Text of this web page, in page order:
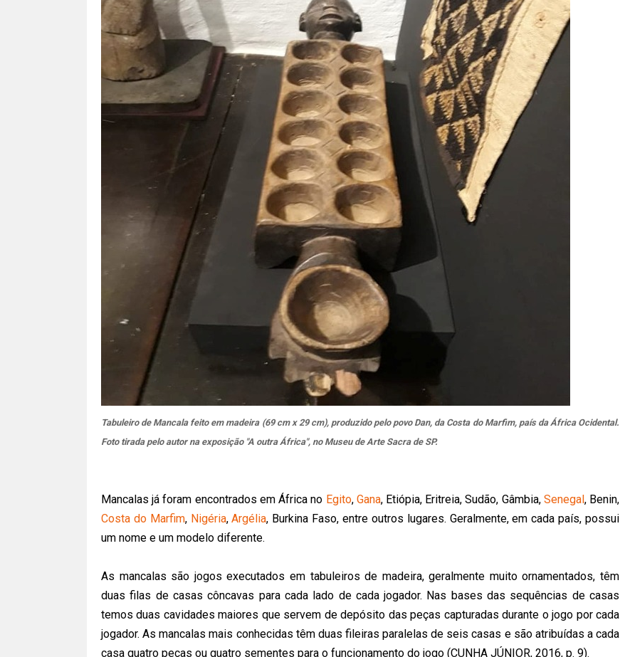
Tabuleiro de Mancala feito em madeira (69 cm x 29 cm), produzido pelo povo Dan, da Costa do Marfim, país da África Ocidental.
Foto tirada pelo autor na exposição "A outra África", no Museu de Arte Sacra de SP.
Mancalas já foram encontrados em África no Egito, Gana, Etiópia, Eritreia, Sudão, Gâmbia, Senegal , Benin,
Costa do Marfim, Nigéria,Argélia, Burkina Faso, entre outros lugares. Geralmente, em cada país, possui
um nome e um modelo diferente.
As mancalas são jogos executados em tabuleiros de madeira, geralmente muito ornamentados, têm
duas filas de casas côncavas para cada lado de cada jogador. Nas bases das sequências de casas
temos duas cavidades maiores que servem de depósito das peças capturadas durante o jogo por cada
jogador. As mancalas mais conhecidas têm duas fileiras paralelas de seis casas e são atribuídas a cada
casa quatro peças ou quatro sementes para o funcionamento do jogo (CUNHA JÚNIOR, 2016, p. 9).